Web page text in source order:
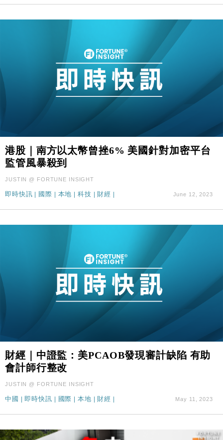
港股｜南方以太幣曾挫6% 美國針對加密平台
監管風暴殺到
JUSTIN @ FORTUNE INSIGHT
即時快訊 | 國際 | 本地 | 科技 | 財經 | June 12, 2023
財經｜中證監：美PCAOB發現審計缺陷 有助
會計師行整改
JUSTIN @ FORTUNE INSIGHT
中國 | 即時快訊 | 國際 | 本地 | 財經 | May 11, 2023